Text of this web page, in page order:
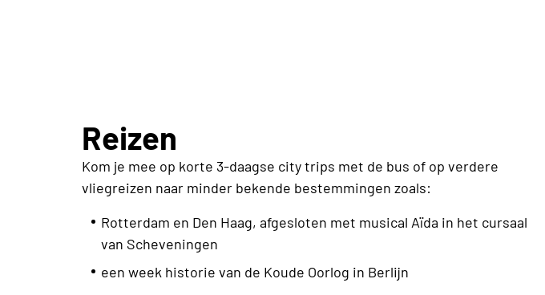
Reizen
Kom je mee op korte 3-daagse city trips met de bus of op verdere
vliegreizen naar minder bekende bestemmingen zoals:
Rotterdam en Den Haag, afgesloten met musical Aïda in het cursaal
van Scheveningen
een week historie van de Koude Oorlog in Berlijn